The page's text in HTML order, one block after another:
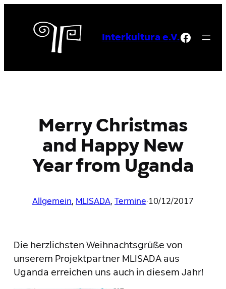
springen
Interkultura e.V.
Merry Christmas
and Happy New
Year from Uganda
Allgemein, MLISADA, Termine·10/12/2017
Die herzlichsten Weihnachtsgrüße von
unserem Projektpartner MLISADA aus
Uganda erreichen uns auch in diesem Jahr!